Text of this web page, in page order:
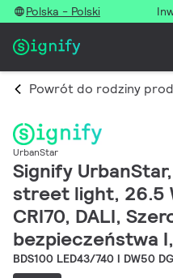
Polska - Polski
Powrót do rodziny
UrbanStar
Signify
street light, 26.5
CRI70, DALI,
bezpieczeństwa
BDS100 LED43/740 I DW50